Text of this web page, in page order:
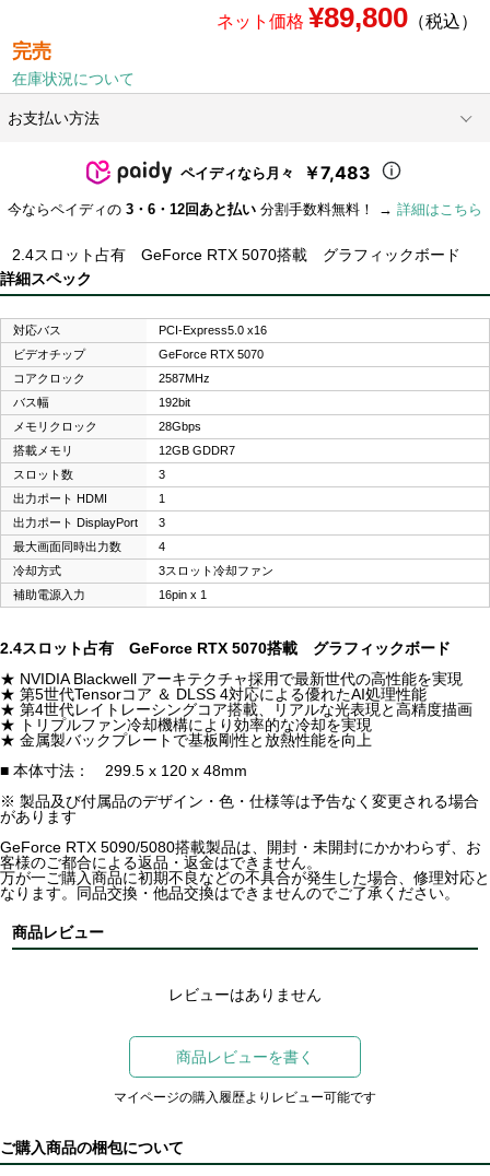
ネット価格 ¥89,800（税込）
完売
在庫状況について
お支払い方法
ペイディなら月々 ￥7,483
今ならペイディの 3・6・12回あと払い 分割手数料無料！ → 詳細はこちら
2.4スロット占有 GeForce RTX 5070搭載 グラフィックボード
詳細スペック
対応バス
PCI-Express5.0 x16
ビデオチップ
GeForce RTX 5070
コアクロック
2587MHz
バス幅
192bit
メモリクロック
28Gbps
搭載メモリ
12GB GDDR7
スロット数
3
出力ポート HDMI
1
出力ポート DisplayPort
3
最大画面同時出力数
4
冷却方式
3スロット冷却ファン
補助電源入力
16pin x 1
2.4スロット占有 GeForce RTX 5070搭載 グラフィックボード
★ NVIDIA Blackwell アーキテクチャ採用で最新世代の高性能を実現
★ 第5世代Tensorコア ＆ DLSS 4対応による優れたAI処理性能
★ 第4世代レイトレーシングコア搭載、リアルな光表現と高精度描画
★ トリプルファン冷却機構により効率的な冷却を実現
★ 金属製バックプレートで基板剛性と放熱性能を向上
■ 本体寸法： 299.5 x 120 x 48mm
※ 製品及び付属品のデザイン・色・仕様等は予告なく変更される場合
があります
GeForce RTX 5090/5080搭載製品は、開封・未開封にかかわらず、お
客様のご都合による返品・返金はできません。
万が一ご購入商品に初期不良などの不具合が発生した場合、修理対応と
なります。同品交換・他品交換はできませんのでご了承ください。
商品レビュー
レビューはありません
商品レビューを書く
マイページの購入履歴よりレビュー可能です
ご購入商品の梱包について